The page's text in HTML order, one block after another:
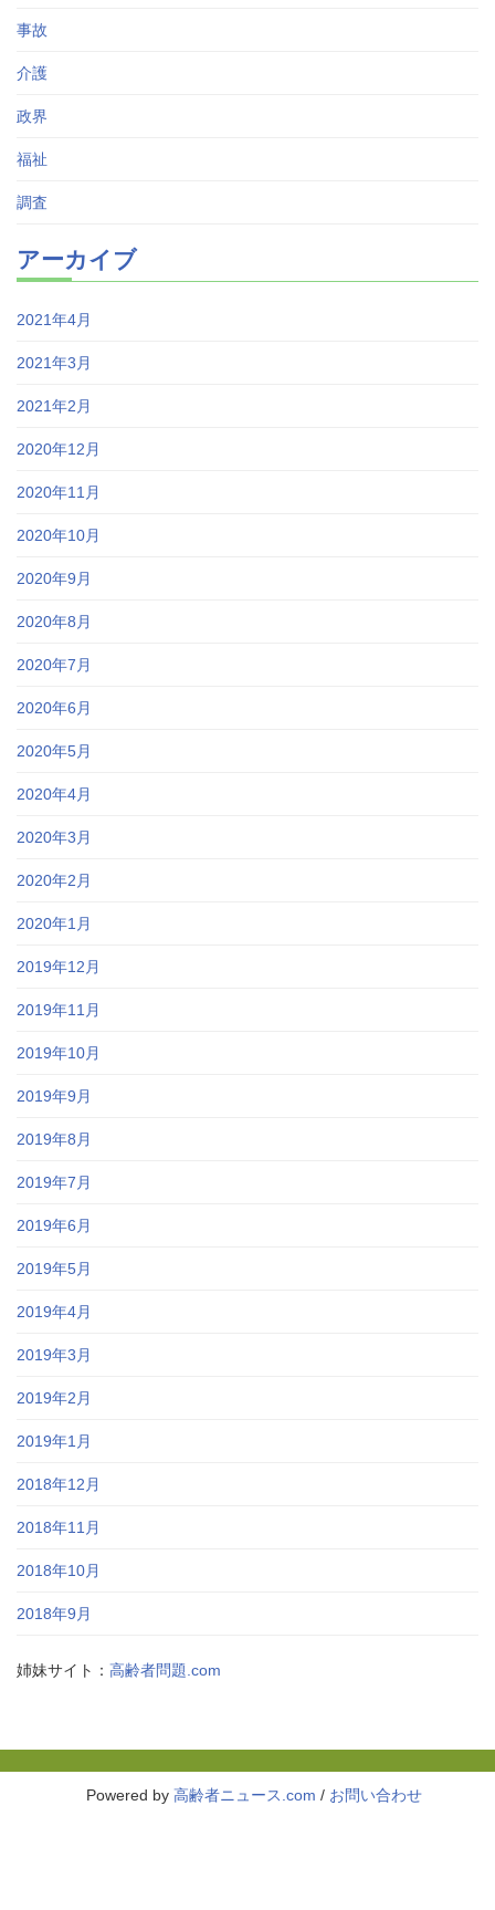
事故
介護
政界
福祉
調査
アーカイブ
2021年4月
2021年3月
2021年2月
2020年12月
2020年11月
2020年10月
2020年9月
2020年8月
2020年7月
2020年6月
2020年5月
2020年4月
2020年3月
2020年2月
2020年1月
2019年12月
2019年11月
2019年10月
2019年9月
2019年8月
2019年7月
2019年6月
2019年5月
2019年4月
2019年3月
2019年2月
2019年1月
2018年12月
2018年11月
2018年10月
2018年9月
姉妹サイト： 高齢者問題.com
Powered by 高齢者ニュース.com / お問い合わせ